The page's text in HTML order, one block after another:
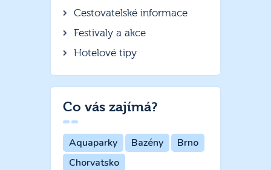
Cestovatelské informace
Festivaly a akce
Hotelové tipy
Co vás zajímá?
Aquaparky Bazény
Brno
Chorvatsko